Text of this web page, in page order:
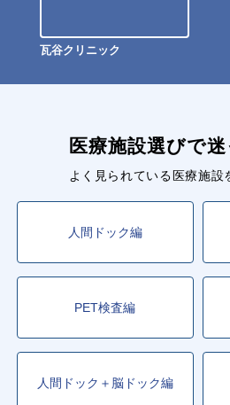
瓦谷クリニック
医療施設選びで
よく見られている医療施設
人間ドック編
PET検査編
人間ドック＋脳ドック編